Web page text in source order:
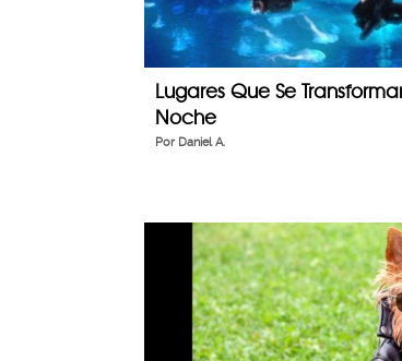
Lugares Que Se
Noche
Por Daniel A.